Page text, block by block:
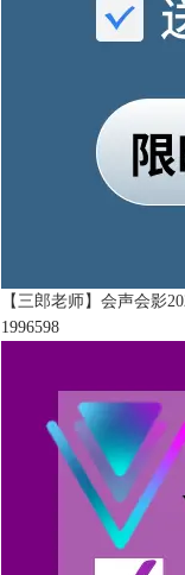
【三郎老师】会声会影
1996598